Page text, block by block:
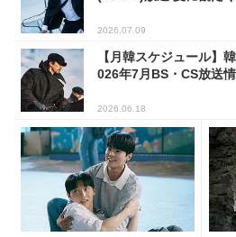
2026.07.09
【月韓スケジュール】
026年7月BS・CS放送
2026.06.18